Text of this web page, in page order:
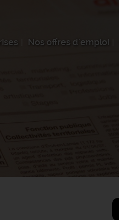
Nos offres d'emploi